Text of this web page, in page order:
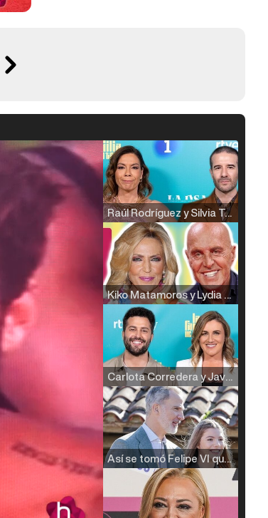
Raúl Rodríguez y Silvia Taulés nos cuentan su papel en 'La familia de la tele'
Kiko Matamoros y Lydia Lozano: "Nuestro público es de todas las edades y RTVE tiene un público muy pegado a las novelas, al que tenemos que captar"
Carlota Corredera y Javier de Hoyos: "La tele tiene que representar al público también y aquí están todos los perfiles posibles&quo;
Así se tomó Felipe VI que la Infanta Sofía no quisiera recibir formación militar